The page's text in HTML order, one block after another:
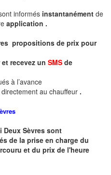
informés instantanément de
application .
propositions de prix pour
recevez un SMS de
à l’avance
directement au chauffeur .
Deux Sèvres sont
de la prise en charge du
et du prix de l'heure